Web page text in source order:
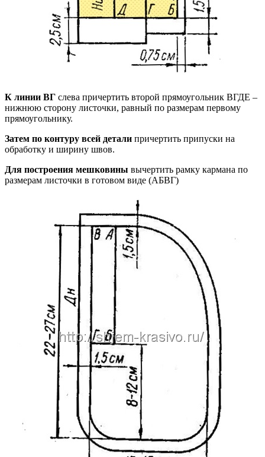
К линии ВГ слева причертить второй прямоугольник ВГДЕ –
нижнюю сторону листочки, равный по размерам первому
прямоугольнику.
Затем по контуру всей детали причертить припуски на
обработку и ширину швов.
Для построения мешковины вычертить рамку кармана по
размерам листочки в готовом виде (АБВГ)